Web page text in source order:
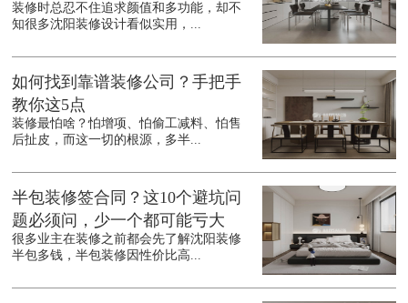
装修时总忍不住追求颜值和多功能，却不
知很多沈阳装修设计看似实用，...
如何找到靠谱装修公司？手把手
教你这5点
装修最怕啥？怕增项、怕偷工减料、怕售
后扯皮，而这一切的根源，多半...
半包装修签合同？这10个避坑问
题必须问，少一个都可能亏大
很多业主在装修之前都会先了解沈阳装修
半包多钱，半包装修因性价比高...